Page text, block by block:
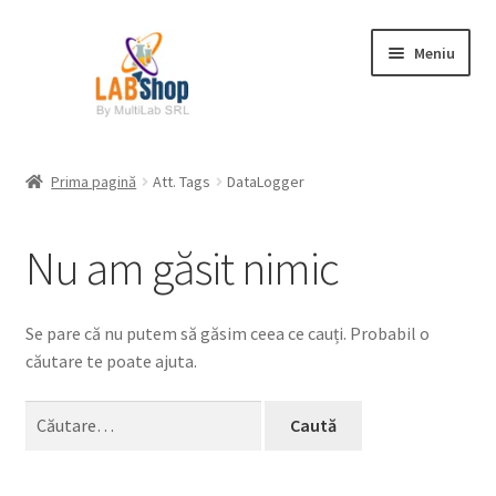
Meniu
Coș
Plată
Prima pagină Att. Tags DataLogger
Nu am găsit nimic
Se pare că nu putem să găsim ceea ce cauți. Probabil o
căutare te poate ajuta.